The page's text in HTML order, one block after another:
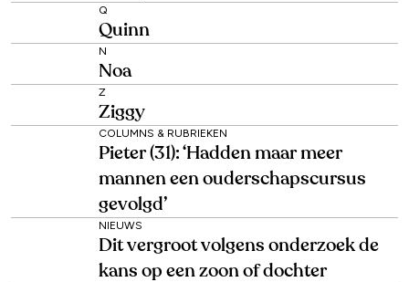
Q
Quinn
N
Noa
Z
Ziggy
COLUMNS & RUBRIEKEN
Pieter (31): ‘Hadden maar meer
mannen een ouderschapscursus
gevolgd’
NIEUWS
Dit vergroot volgens onderzoek de
kans op een zoon of dochter